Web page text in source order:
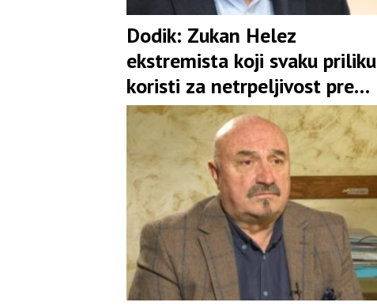
Dodik: Zukan Helez
ekstremista koji svaku priliku
koristi za netrpeljivost prema
Srbima